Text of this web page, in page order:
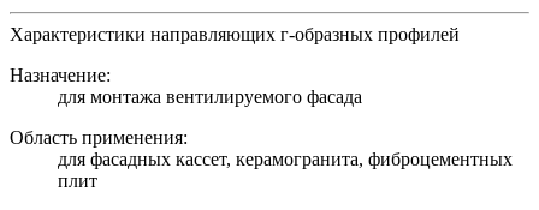
Характеристики направляющих г-образных профилей
Назначение:
для монтажа вентилируемого фасада
Область применения:
для фасадных кассет, керамогранита, фиброцементных
плит